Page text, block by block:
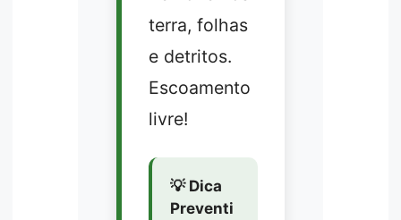
terra, folhas
e detritos.
Escoamento
livre!
💡 Dica
Preventi